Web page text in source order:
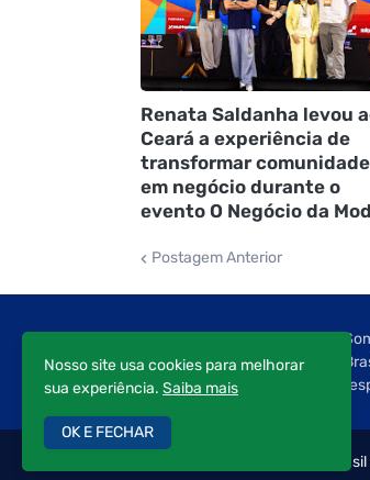
Renata Saldanha levou
Ceará a experiência de
transformar comunidade
em negócio durante o
evento O Negócio da
Postagem Anterior
Copyright © 2022 Editorial
Nosso site usa cookies para melhorar
sua experiência. Saiba mais
OK E FECHAR